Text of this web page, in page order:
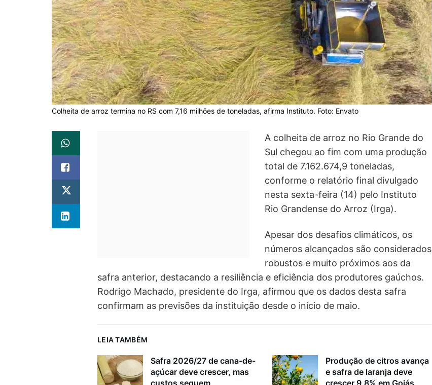
Colheita de arroz termina no RS com 7,16 milhões de toneladas, afirma Instituto. Foto: Envato
A colheita de arroz no Rio Grande do
Sul chegou ao fim com uma produção
total de 7.162.674,9 toneladas,
conforme o relatório final divulgado
nesta sexta-feira (14) pelo Instituto
Rio Grandense do Arroz (Irga).
Apesar dos desafios climáticos, os
números alcançados são considerados
robustos e muito próximos aos da
safra anterior, destacando a resiliência e eficiência dos produtores gaúchos.
Rodrigo Machado, presidente do Irga, afirmou que os dados desta safra
confirmam as previsões da instituição desde o início de maio.
LEIA TAMBÉM
Safra 2026/27 de cana-de-
açúcar deve crescer, mas
Produção de citros avança
e safra de laranja deve